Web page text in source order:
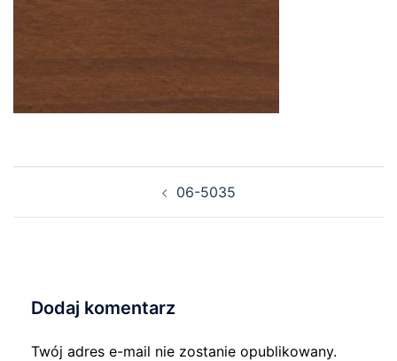
06-5035
Dodaj komentarz
Twój adres e-mail nie zostanie opublikowany.